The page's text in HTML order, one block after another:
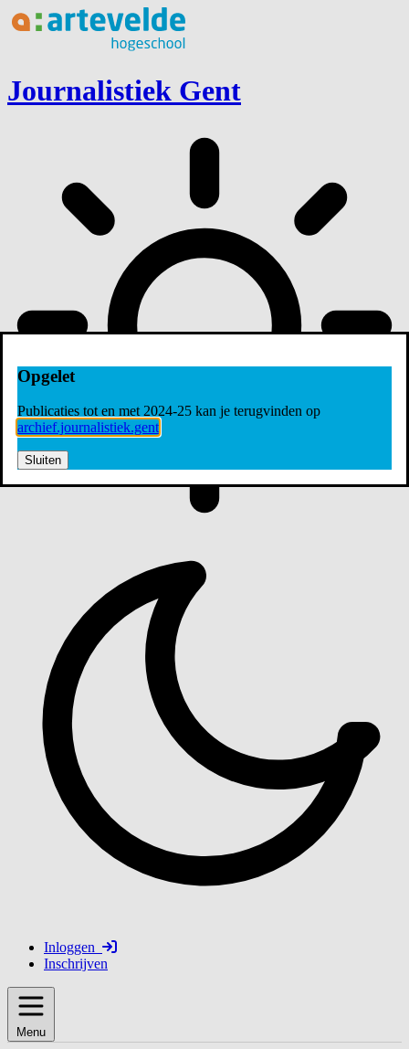
Ga naar inhoud
Journalistiek Gent
Inloggen
Inschrijven
Menu
Opgelet
Publicaties tot en met 2024-25 kan je terugvinden op
archief.journalistiek.gent
Sluiten